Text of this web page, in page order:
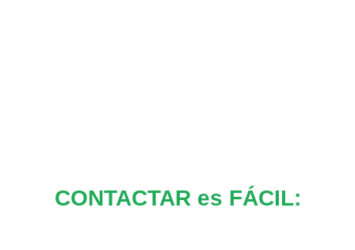
CONTACTAR es FÁCIL: